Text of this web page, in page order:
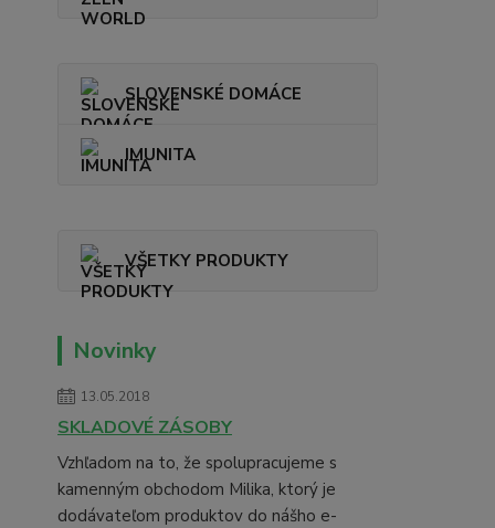
SLOVENSKÉ DOMÁCE
IMUNITA
VŠETKY PRODUKTY
Novinky
13.05.2018
SKLADOVÉ ZÁSOBY
Vzhľadom na to, že spolupracujeme s
kamenným obchodom Milika, ktorý je
dodávateľom produktov do nášho e-